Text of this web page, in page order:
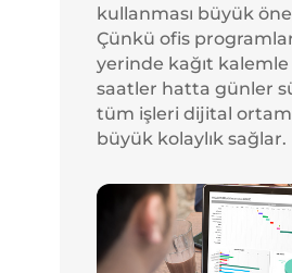
kullanması büyük
Çünkü ofis
yerinde kağıt kalemle
saatler hatta günler
tüm işleri dijital
büyük kolaylık sağlar.